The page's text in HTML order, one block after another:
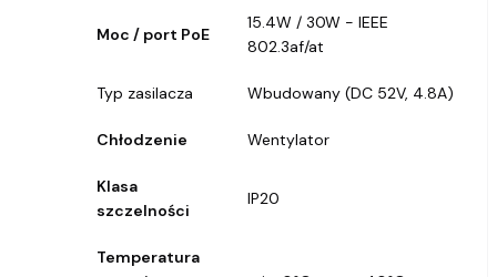
Moc / port PoE
15.4W / 30W - IEEE
802.3af/at
Typ zasilacza Wbudowany (DC 52V, 4.8A)
Chłodzenie Wentylator
Klasa
szczelności
IP20
Temperatura